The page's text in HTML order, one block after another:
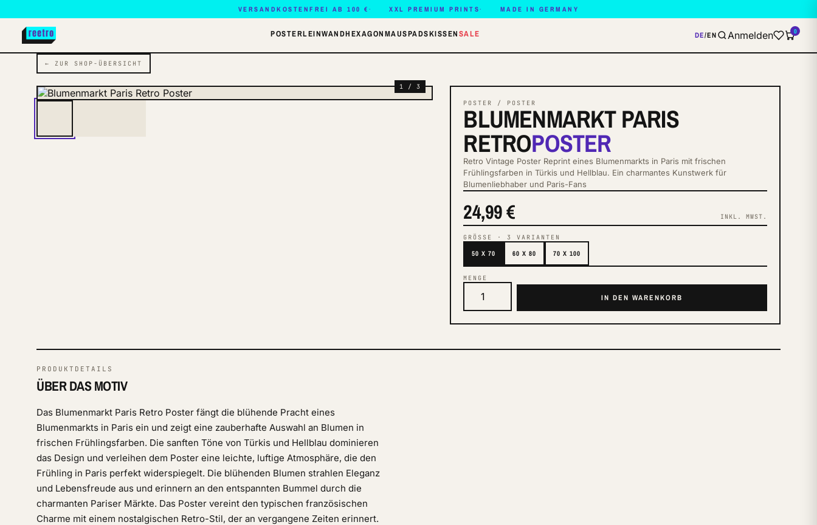
VERSANDKOSTENFREI AB 100 € XXL PREMIUM PRINTS MADE IN GERMANY
POSTERLEINWANDHEXAGONMAUSPADSKISSENSALE DE/EN Anmelden 0
← ZUR SHOP-ÜBERSICHT
1 / 3
POSTER / POSTER
BLUMENMARKT PARIS
RETROPOSTER
Retro Vintage Poster Reprint eines Blumenmarkts in Paris mit frischen
Frühlingsfarben in Türkis und Hellblau. Ein charmantes Kunstwerk für
Blumenliebhaber und Paris-Fans
24,99 € INKL. MWST.
GRÖSSE ·3 VARIANTEN
50 X 70 60 X 80 70 X 100
MENGE
IN DEN WARENKORB
PRODUKTDETAILS
ÜBER DAS MOTIV
Das Blumenmarkt Paris Retro Poster fängt die blühende Pracht eines
Blumenmarkts in Paris ein und zeigt eine zauberhafte Auswahl an Blumen in
frischen Frühlingsfarben. Die sanften Töne von Türkis und Hellblau dominieren
das Design und verleihen dem Poster eine leichte, luftige Atmosphäre, die den
Frühling in Paris perfekt widerspiegelt. Die blühenden Blumen strahlen Eleganz
und Lebensfreude aus und erinnern an den entspannten Bummel durch die
charmanten Pariser Märkte. Das Poster vereint den typischen französischen
Charme mit einem nostalgischen Retro-Stil, der an vergangene Zeiten erinnert.